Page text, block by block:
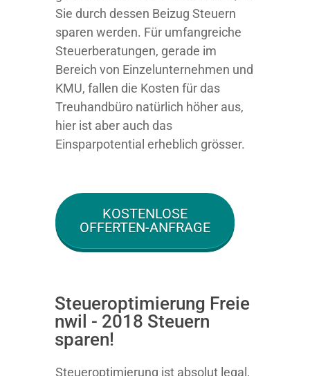
Sie durch dessen Beizug Steuern
sparen werden. Für umfangreiche
Steuerberatungen, gerade im
Bereich von Einzelunternehmen und
KMU, fallen die Kosten für das
Treuhandbüro natürlich höher aus,
hier ist aber auch das
Einsparpotential erheblich grösser.
KOSTENLOSE
OFFERTEN-ANFRAGE
Steueroptimierung Freie
nwil - 2018 Steuern
sparen!
Steueroptimierung ist absolut legal,